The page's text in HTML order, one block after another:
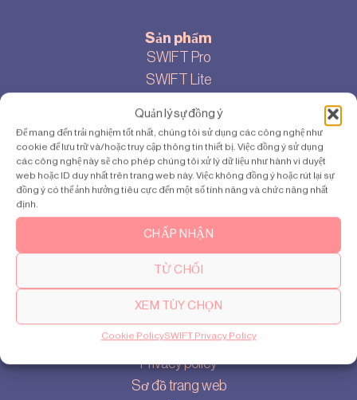
Quản lý sự đồng ý
Để mang đến trải nghiệm tốt nhất, chúng tôi sử dụng các công nghệ như
cookie để lưu trữ và/hoặc truy cập thông tin thiết bị. Việc đồng ý sử dụng
các công nghệ này sẽ cho phép chúng tôi xử lý dữ liệu như hành vi duyệt
web hoặc ID duy nhất trên trang web này. Việc không đồng ý hoặc rút lại sự
đồng ý có thể ảnh hưởng tiêu cực đến một số tính năng và chức năng nhất
định.
CHẤP NHẬN
TỪ CHỐI
XEM TÙY CHỌN
Cookie PolicySWIFT Privacy Policy
Sản phẩm
SWIFT Pro
SWIFT Lite
Địa chỉ
Ho Chi Minh
Giới thiệu
Cookie settings
Privacy policy
Sơ đồ trang web